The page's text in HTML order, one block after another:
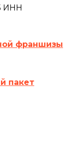
ИНН
франшизы
пакет